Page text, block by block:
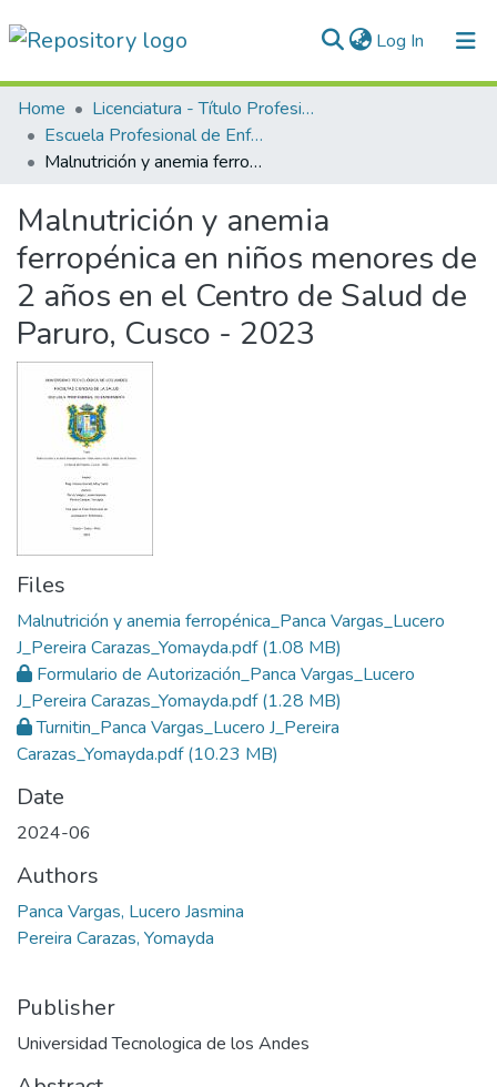
Log In (current)
Communities & Collections
All of DSpace
Normativas
Home
Licenciatura - Título Profesional
Escuela Profesional de Enfermería
Malnutrición y anemia ferropénica en niños menores de 2 años en el Centro de Salud de Paruro, Cusco - 2023
Malnutrición y anemia
ferropénica en niños menores de
2 años en el Centro de Salud de
Paruro, Cusco - 2023
Files
Malnutrición y anemia ferropénica_Panca Vargas_Lucero
J_Pereira Carazas_Yomayda.pdf(1.08 MB)
Formulario de Autorización_Panca Vargas_Lucero
J_Pereira Carazas_Yomayda.pdf(1.28 MB)
Turnitin_Panca Vargas_Lucero J_Pereira
Carazas_Yomayda.pdf(10.23 MB)
Date
2024-06
Authors
Panca Vargas, Lucero Jasmina
Pereira Carazas, Yomayda
Publisher
Universidad Tecnologica de los Andes